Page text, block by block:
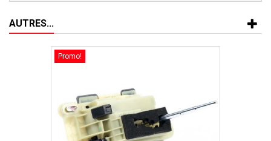
AUTRES...
Promo!